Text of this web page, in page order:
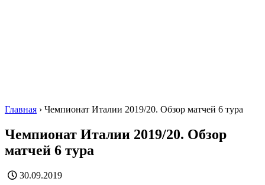
Главная › Чемпионат Италии 2019/20. Обзор матчей 6 тура
Чемпионат Италии 2019/20. Обзор
матчей 6 тура
30.09.2019